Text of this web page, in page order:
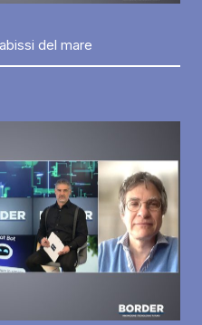
del mare